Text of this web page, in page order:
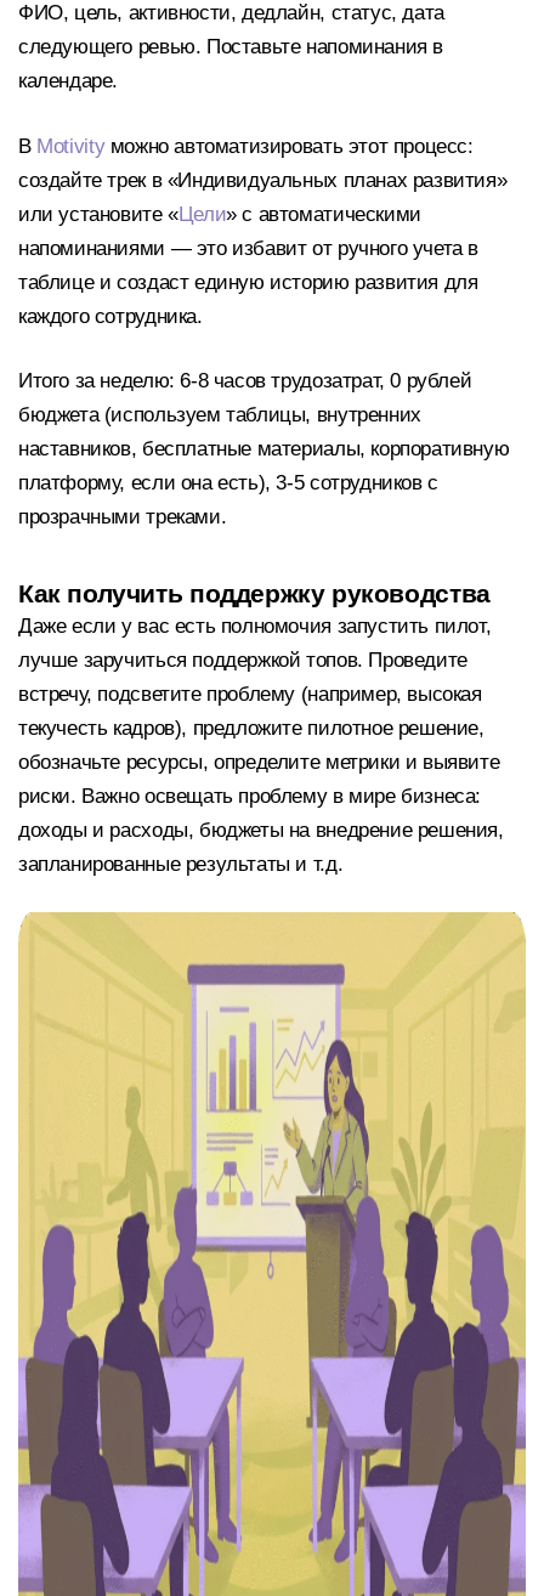
ФИО, цель, активности, дедлайн, статус, дата
следующего ревью. Поставьте напоминания в
календаре.
В Motivityможно автоматизировать этот процесс:
создайте трек в «Индивидуальных планах развития»
или установите «Цели» с автоматическими
напоминаниями — это избавит от ручного учета в
таблице и создаст единую историю развития для
каждого сотрудника.
Итого за неделю: 6-8 часов трудозатрат, 0 рублей
бюджета (используем таблицы, внутренних
наставников, бесплатные материалы, корпоративную
платформу, если она есть), 3-5 сотрудников с
прозрачными треками.
Как получить поддержку руководства
Даже если у вас есть полномочия запустить пилот,
лучше заручиться поддержкой топов. Проведите
встречу, подсветите проблему (например, высокая
текучесть кадров), предложите пилотное решение,
обозначьте ресурсы, определите метрики и выявите
риски. Важно освещать проблему в мире бизнеса:
доходы и расходы, бюджеты на внедрение решения,
запланированные результаты и т.д.